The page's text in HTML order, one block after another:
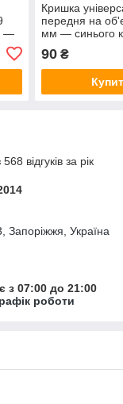
—
і
Кришка
передня на
мм — синього
з внутрішнім
шнурком
90₴
відгуків за рік
Запоріжжя, Україна
з 07:00 до 21:00
роботи